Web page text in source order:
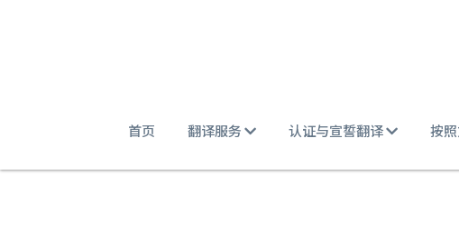
首页 翻译服务 认证与宣誓翻译 按